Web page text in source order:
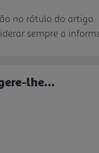
no rótulo do artigo.
sempre a
lhe...